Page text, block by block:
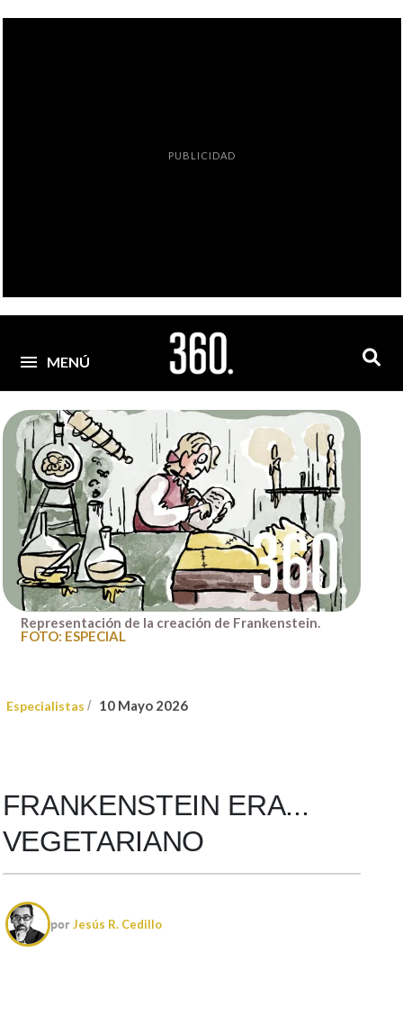
PUBLICIDAD
MENÚ
Representación de la creación de Frankenstein.
FOTO: ESPECIAL
Especialistas / 10 Mayo 2026
FRANKENSTEIN ERA...
VEGETARIANO
porJesús R. Cedillo